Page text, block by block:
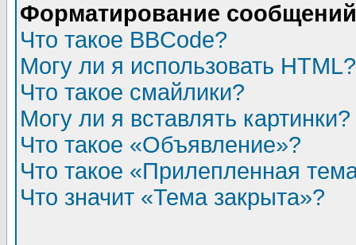
Форматирование
Что такое BBCode?
Могу ли я использовать HTML?
Что такое смайлики?
Могу ли я вставлять картинки?
Что такое «Объявление»?
Что такое «Прилепленная
Что значит «Тема закрыта»?